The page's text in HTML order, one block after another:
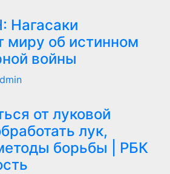
Нагасаки
миру об истинном
войны
от луковой
лук,
борьбы | РБК